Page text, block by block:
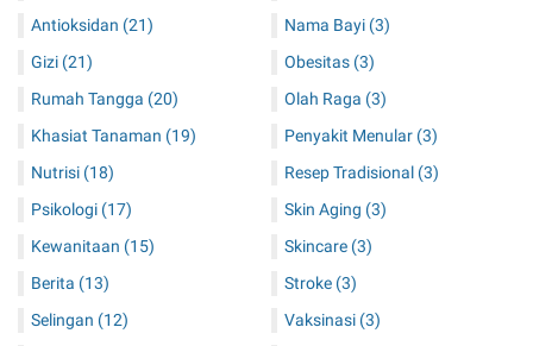
Antioksidan (21)
Gizi (21)
Rumah Tangga (20)
Khasiat Tanaman (19)
Nutrisi (18)
Psikologi (17)
Kewanitaan (15)
Berita (13)
Selingan (12)
Nama Bayi (3)
Obesitas (3)
Olah Raga (3)
Penyakit Menular (3)
Resep Tradisional (3)
Skin Aging (3)
Skincare (3)
Stroke (3)
Vaksinasi (3)